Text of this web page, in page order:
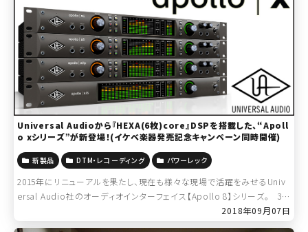
Universal Audioから『HEXA(6枚)core』DSPを搭載した、“Apoll
o xシリーズ”が新登場！(イケベ楽器発売記念キャンペーン同時開催)
新製品 DTM・レコーディング パワーレック
2015年にリニューアルを果たし、現在も様々な現場で活躍をみせるUniv
ersal Audio社のオーディオインターフェイス【Apollo 8】シリーズ。 3年
2018年09月07日